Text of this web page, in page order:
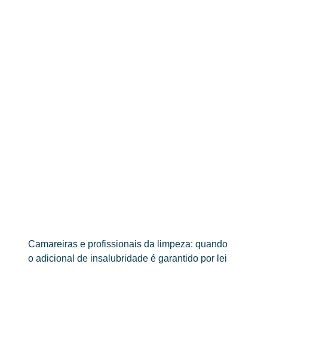
Camareiras e profissionais da limpeza: quando
o adicional de insalubridade é garantido por lei